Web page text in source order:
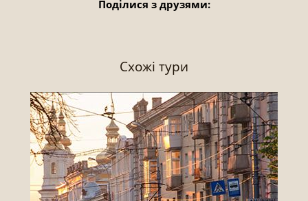
Поділися з друзями:
Схожі тури